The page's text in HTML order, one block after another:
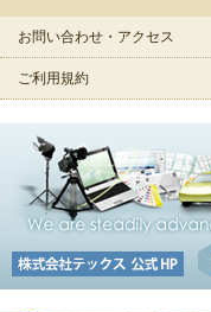
お問い合わせ・アクセス
ご利用規約